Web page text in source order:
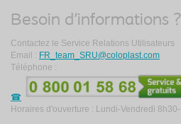
Besoin d'informations ?
Contactez le Service Relations Utilisateurs
Email : FR_team_SRU@coloplast.com
Téléphone :
Horaires d'ouverture : Lundi-Vendredi